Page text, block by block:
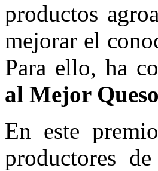
productos
mejorar el
Para ello, ha
al Mejor
En este
productores